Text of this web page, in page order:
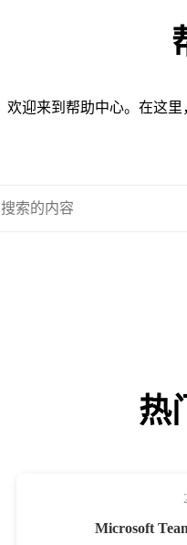
欢迎来到帮助中心。在这
热
Microsoft